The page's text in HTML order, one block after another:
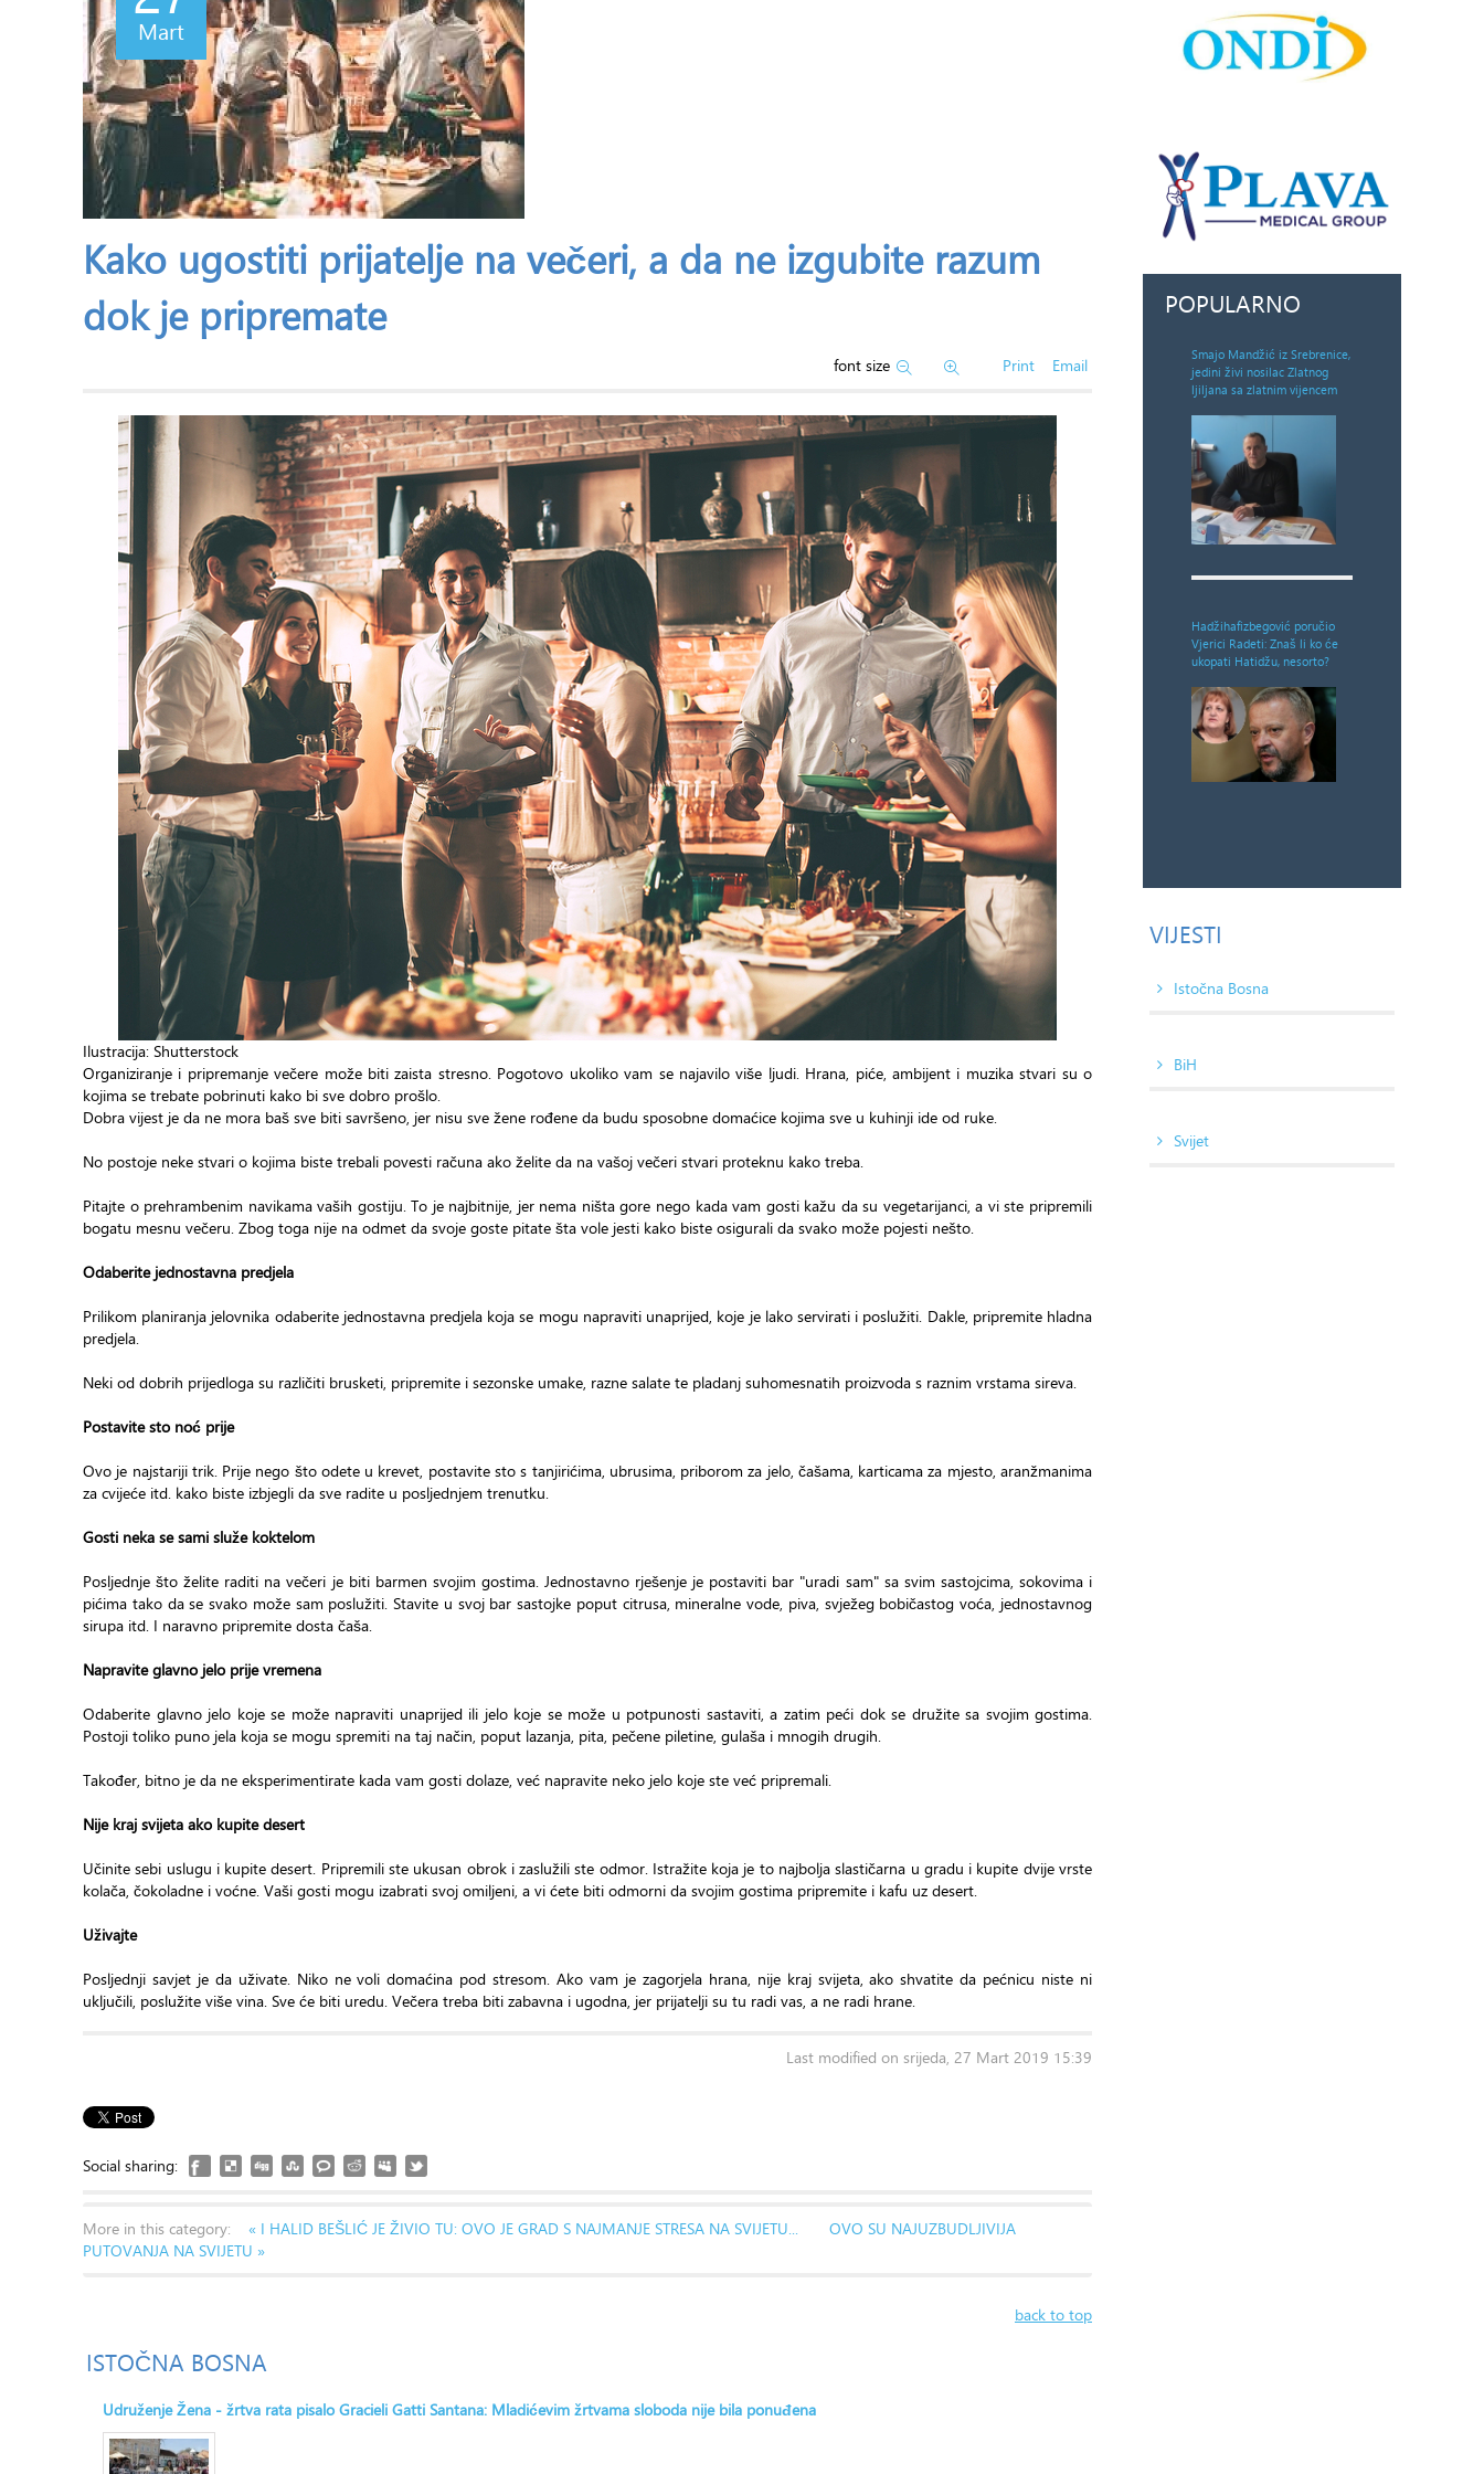
Mart
Kako ugostiti prijatelje na večeri, a da ne izgubite razum
dok je pripremate
font size Print Email
Ilustracija: Shutterstock
Organiziranje i pripremanje večere može biti zaista stresno. Pogotovo ukoliko vam se najavilo više ljudi. Hrana, piće, ambijent i muzika stvari su o
kojima se trebate pobrinuti kako bi sve dobro prošlo.
Dobra vijest je da ne mora baš sve biti savršeno, jer nisu sve žene rođene da budu sposobne domaćice kojima sve u kuhinji ide od ruke.
No postoje neke stvari o kojima biste trebali povesti računa ako želite da na vašoj večeri stvari proteknu kako treba.
Pitajte o prehrambenim navikama vaših gostiju. To je najbitnije, jer nema ništa gore nego kada vam gosti kažu da su vegetarijanci, a vi ste pripremili
bogatu mesnu večeru. Zbog toga nije na odmet da svoje goste pitate šta vole jesti kako biste osigurali da svako može pojesti nešto.
Odaberite jednostavna predjela
Prilikom planiranja jelovnika odaberite jednostavna predjela koja se mogu napraviti unaprijed, koje je lako servirati i poslužiti. Dakle, pripremite hladna
predjela.
Neki od dobrih prijedloga su različiti brusketi, pripremite i sezonske umake, razne salate te pladanj suhomesnatih proizvoda s raznim vrstama sireva.
Postavite sto noć prije
Ovo je najstariji trik. Prije nego što odete u krevet, postavite sto s tanjirićima, ubrusima, priborom za jelo, čašama, karticama za mjesto, aranžmanima
za cvijeće itd. kako biste izbjegli da sve radite u posljednjem trenutku.
Gosti neka se sami služe koktelom
Posljednje što želite raditi na večeri je biti barmen svojim gostima. Jednostavno rješenje je postaviti bar "uradi sam" sa svim sastojcima, sokovima i
pićima tako da se svako može sam poslužiti. Stavite u svoj bar sastojke poput citrusa, mineralne vode, piva, svježeg bobičastog voća, jednostavnog
sirupa itd. I naravno pripremite dosta čaša.
Napravite glavno jelo prije vremena
Odaberite glavno jelo koje se može napraviti unaprijed ili jelo koje se može u potpunosti sastaviti, a zatim peći dok se družite sa svojim gostima.
Postoji toliko puno jela koja se mogu spremiti na taj način, poput lazanja, pita, pečene piletine, gulaša i mnogih drugih.
Također, bitno je da ne eksperimentirate kada vam gosti dolaze, već napravite neko jelo koje ste već pripremali.
Nije kraj svijeta ako kupite desert
Učinite sebi uslugu i kupite desert. Pripremili ste ukusan obrok i zaslužili ste odmor. Istražite koja je to najbolja slastičarna u gradu i kupite dvije vrste
kolača, čokoladne i voćne. Vaši gosti mogu izabrati svoj omiljeni, a vi ćete biti odmorni da svojim gostima pripremite i kafu uz desert.
Uživajte
Posljednji savjet je da uživate. Niko ne voli domaćina pod stresom. Ako vam je zagorjela hrana, nije kraj svijeta, ako shvatite da pećnicu niste ni
uključili, poslužite više vina. Sve će biti uredu. Večera treba biti zabavna i ugodna, jer prijatelji su tu radi vas, a ne radi hrane.
Last modified on srijeda, 27 Mart 2019 15:39
Social sharing:
More in this category: « I HALID BEŠLIĆ JE ŽIVIO TU: OVO JE GRAD S NAJMANJE STRESA NA SVIJETU...
OVO SU NAJUZBUDLJIVIJA
PUTOVANJA NA SVIJETU »
back to top
POPULARNO
Smajo Mandžić iz Srebrenice,
jedini živi nosilac Zlatnog
ljiljana sa zlatnim vijencem
Hadžihafizbegović poručio
Vjerici Radeti: Znaš li ko će
ukopati Hatidžu, nesorto?
VIJESTI
Istočna Bosna
BiH
Svijet
ISTOČNA BOSNA
Udruženje Žena - žrtva rata pisalo Gracieli Gatti Santana: Mladićevim žrtvama sloboda nije bila ponuđena